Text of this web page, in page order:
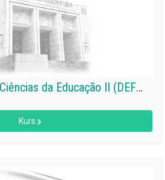
Conferências em Ciências da Educação II (DEFD)
Kurs